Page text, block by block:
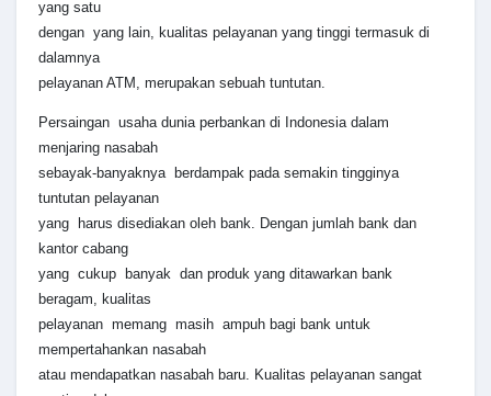
yang satu
dengan yang lain, kualitas pelayanan yang tinggi termasuk di
dalamnya
pelayanan ATM, merupakan sebuah tuntutan.
Persaingan usaha dunia perbankan di Indonesia dalam
menjaring nasabah
sebayak-banyaknya berdampak pada semakin tingginya
tuntutan pelayanan
yang harus disediakan oleh bank. Dengan jumlah bank dan
kantor cabang
yang cukup banyak dan produk yang ditawarkan bank
beragam, kualitas
pelayanan memang masih ampuh bagi bank untuk
mempertahankan nasabah
atau mendapatkan nasabah baru. Kualitas pelayanan sangat